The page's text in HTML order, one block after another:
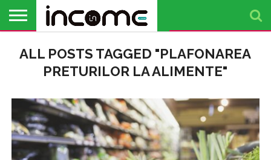
PROFIL DE
ANTREPRENOR
BUSINESS
ANALIZE
OPINII
FINANȚE
PERSONALE
TIMP
LIBER
ALL POSTS TAGGED "PLAFONAREA
PRETURILOR LA ALIMENTE"